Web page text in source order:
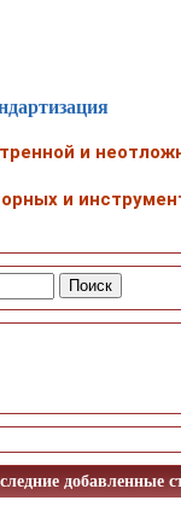
и
и
добавленные